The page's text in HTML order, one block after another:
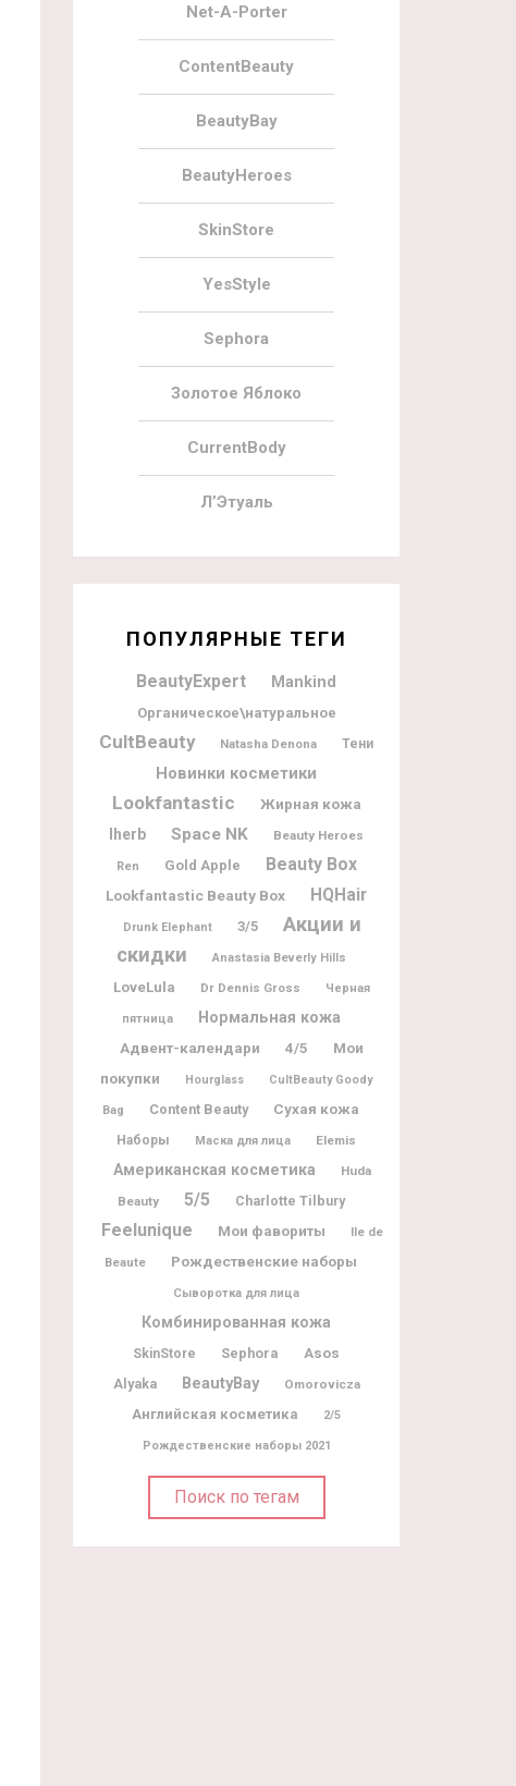
Net-A-Porter
ContentBeauty
BeautyBay
BeautyHeroes
SkinStore
YesStyle
Sephora
Золотое Яблоко
CurrentBody
Л’Этуаль
ПОПУЛЯРНЫЕ ТЕГИ
BeautyExpert Mankind
Органическое\натуральное
CultBeauty Natasha Denona Тени
Новинки косметики
Lookfantastic
Жирная кожа
Iherb
Space NK Beauty Heroes
Ren Gold Apple Beauty Box
Lookfantastic Beauty Box HQHair
Drunk Elephant 3/5
Акции и
скидки
Anastasia Beverly Hills
LoveLula Dr Dennis Gross Черная
пятница
Нормальная кожа
Адвент-календари
4/5
Мои
покупки
Hourglass CultBeauty Goody
Bag Content Beauty Сухая кожа
Наборы Маска для лица Elemis
Американская косметика
Huda
Beauty
5/5 Charlotte Tilbury
Feelunique Мои фавориты
Ile de
Beaute
Рождественские наборы
Сыворотка для лица
Комбинированная кожа
SkinStore Sephora
Asos
Alyaka
BeautyBay Omorovicza
Английская косметика 2/5
Рождественские наборы 2021
Поиск по тегам